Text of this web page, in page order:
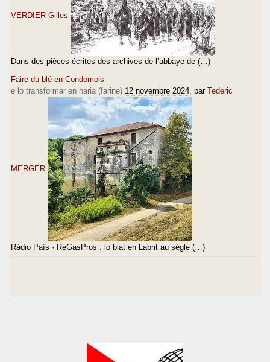
VERDIER Gilles
Dans des pièces écrites des archives de l’abbaye de (…)
Faire du blé en Condomois
e lo transformar en haria (farine) 12 novembre 2024 , par Tederic
MERGER
Ràdio País · ReGasPros : lo blat en Labrit au sègle (…)